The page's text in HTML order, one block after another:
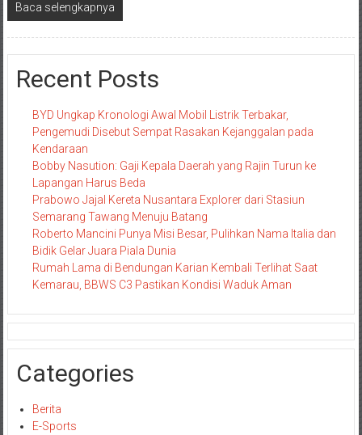
Baca selengkapnya
Recent Posts
BYD Ungkap Kronologi Awal Mobil Listrik Terbakar,
Pengemudi Disebut Sempat Rasakan Kejanggalan pada
Kendaraan
Bobby Nasution: Gaji Kepala Daerah yang Rajin Turun ke
Lapangan Harus Beda
Prabowo Jajal Kereta Nusantara Explorer dari Stasiun
Semarang Tawang Menuju Batang
Roberto Mancini Punya Misi Besar, Pulihkan Nama Italia dan
Bidik Gelar Juara Piala Dunia
Rumah Lama di Bendungan Karian Kembali Terlihat Saat
Kemarau, BBWS C3 Pastikan Kondisi Waduk Aman
Categories
Berita
E-Sports